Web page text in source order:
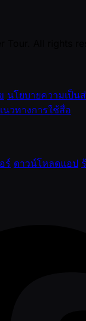
นโยบายความเป็น
นวทางการใช้สื่อ
ร์ ดาวน์โหลดแอป